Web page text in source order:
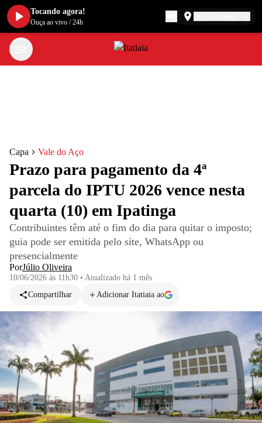
Capa Vale do Aço
Prazo para pagamento da 4ª
parcela do IPTU 2026 vence nesta
quarta (10) em Ipatinga
Contribuintes têm até o fim do dia para quitar o imposto;
guia pode ser emitida pelo site, WhatsApp ou
presencialmente
PorJúlio Oliveira
10/06/2026 às 11h30 • Atualizado há 1 mês
Compartilhar
Adicionar Itatiaia ao
Tocando agora!
Ouça ao vivo /24h